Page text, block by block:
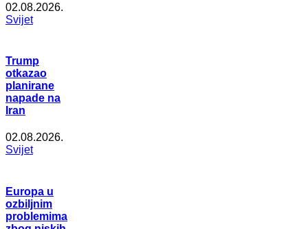
02.08.2026.
Svijet
Trump
otkazao
planirane
napade na
Iran
02.08.2026.
Svijet
Europa u
ozbiljnim
problemima